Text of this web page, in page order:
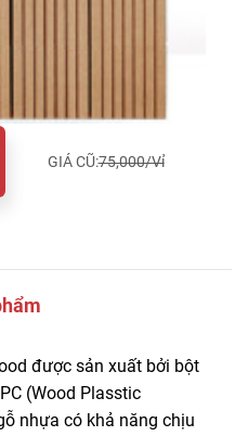
GIÁ CŨ:75,000/Vỉ
được sản xuất bởi bột
(Wood Plasstic
nhựa có khả năng chịu